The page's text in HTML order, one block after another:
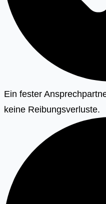
Ein fester
keine Reibungsverluste.